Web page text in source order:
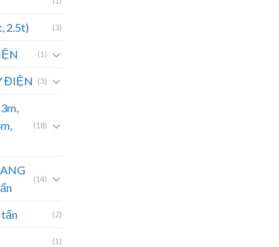
2.5t) (3)
(1)
ĐIỆN (3)
(18)
(14)
tấn (2)
(1)